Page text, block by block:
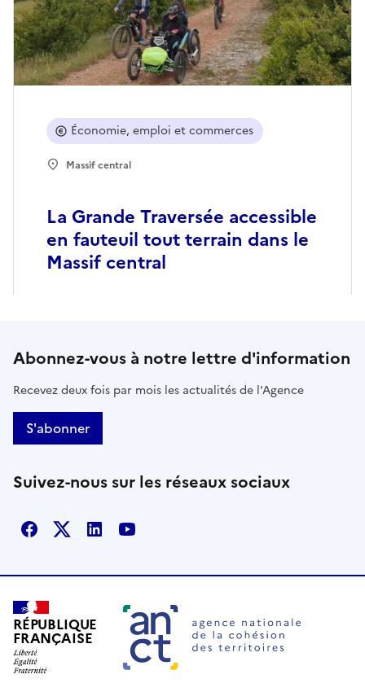
La Grande Traversée accessible
en fauteuil tout terrain dans le
Massif central
Économie, emploi et commerces
Massif central
Abonnez-vous à notre lettre d'information
Recevez deux fois par mois les actualités de l'Agence
S'abonner
Suivez-nous sur les réseaux sociaux
Facebook
X LinkedinYoutube
RÉPUBLIQUE
FRANÇAISE